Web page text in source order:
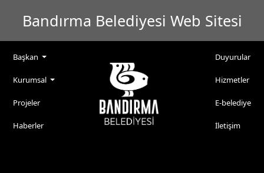
Bandırma Belediyesi Web Sitesi
Başkan
Kurumsal
Projeler
Haberler
Duyurular
Hizmetler
E-belediye
İletişim